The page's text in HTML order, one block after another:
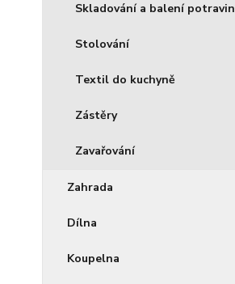
Skladování a balení potravin
Stolování
Textil do kuchyně
Zástěry
Zavařování
Zahrada
Dílna
Koupelna